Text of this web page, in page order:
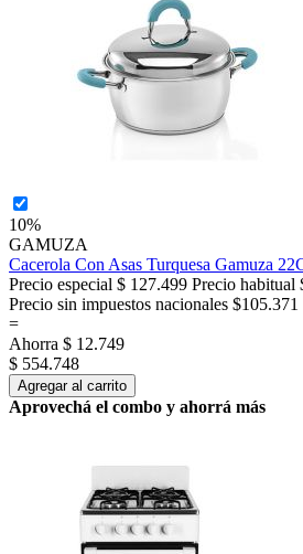
10%
GAMUZA
Cacerola Con Asas Turquesa Gamuza
Precio especial $ 127.499 Precio habitual
Precio sin impuestos nacionales $105.371
=
Ahorra $ 12.749
$ 554.748
Agregar al carrito
Aprovechá el combo y ahorrá más